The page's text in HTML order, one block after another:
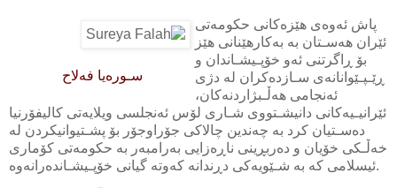
سـوره‌یا فه‌لاح
پاش ئه‌وه‌ی هێزه‌کانی حکومه‌تی
ئێران هه‌سـتان به‌ به‌کارهێنانی هێز
بۆ ڕاگرتنی ئه‌و خۆپـیشـاندان و
ڕێـپـێوانانه‌ی سـازده‌کران له‌ دژی
ئه‌نجامی هه‌ڵـبژاردنه‌کان،
ئێرانیـیه‌کانی دانیشـتووی شـاری لۆس ئه‌نجلسی ویلایه‌تی کالیفۆرنیا
ده‌سـتیان کرد به‌ چه‌ندین چالاکی جۆراوجۆر بۆ پشـتیوانیکردن له‌
خه‌ڵـکی خۆیان و ده‌ربڕینی ناڕه‌زایی به‌رامبه‌ر به‌ حکومه‌تی کۆماری
ئیسلامی که‌ به‌ شـێویه‌کی دڕندانه‌ که‌وته‌ گیانی خۆپـیشـانده‌رانه‌وه‌.